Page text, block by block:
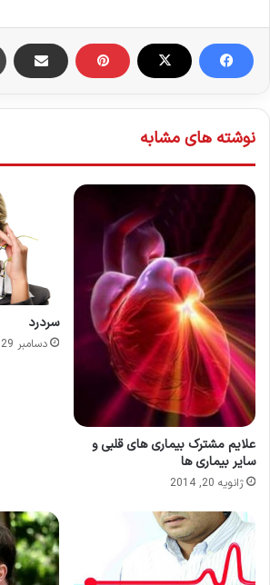
نوشته های مشابه
علایم مشترک بیماری های قلبی و
سایر بیماری ها
ژانویه 20, 2014
سردرد
دسامبر 29, 2013